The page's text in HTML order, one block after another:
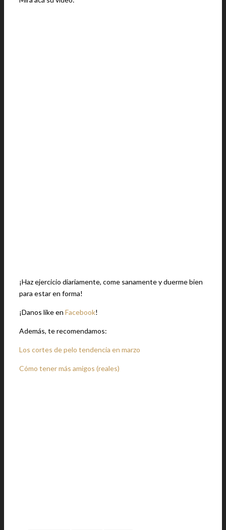
¡Haz ejercicio diariamente, come sanamente y duerme bien
para estar en forma!
¡Danos like en Facebook!
Además, te recomendamos:
Los cortes de pelo tendencia en marzo
Cómo tener más amigos (reales)